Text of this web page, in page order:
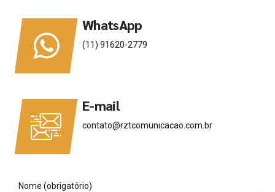
WhatsApp
(11) 91620-2779
E-mail
contato@rztcomunicacao.com.br
Nome (obrigatório)